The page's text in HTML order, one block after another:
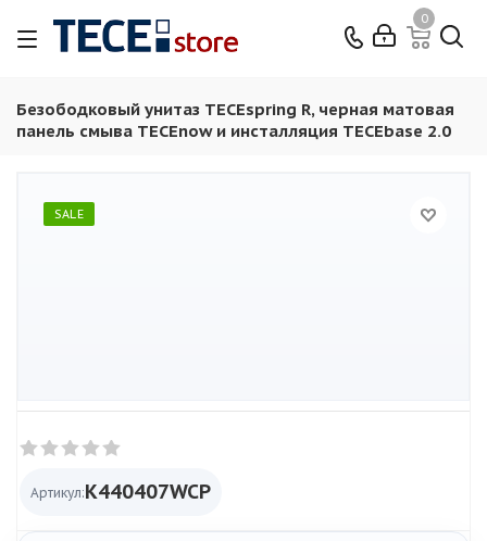
0
Безободковый унитаз TECEspring R, черная матовая
панель смыва TECEnow и инсталляция TECEbase 2.0
SALE
Артикул:K440407WCP